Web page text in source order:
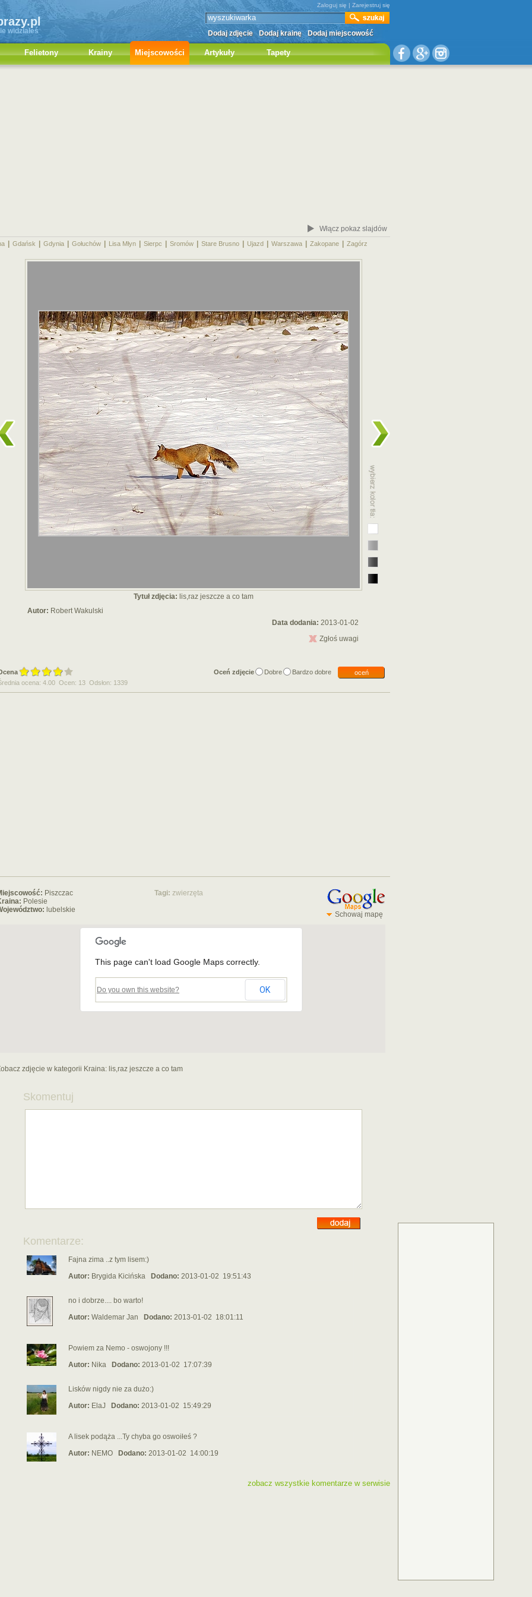
widziałeś
Zaloguj się | Zarejestruj się
Dodaj zdjęcie Dodaj krainę Dodaj miejscowość
Felietony Krainy Miejscowości Artykuły Tapety
Włącz pokaz slajdów
Gdańsk Gdynia Gołuchów Lisa Młyn Sierpc Sromów Stare Brusno Ujazd Warszawa Zakopane Zagórz
Tytuł zdjęcia: lis,raz jeszcze a co tam
Autor: Robert Wakulski
Data dodania: 2013-01-02
Zgłoś uwagi
Oceń zdjęcie Dobre Bardzo dobre
oceń
ocena: 4.00 Ocen: 13 Odsłon: 1339
Piszczac
Polesie
lubelskie
Tagi: zwierzęta
Schowaj mapę
This page can't load Google Maps correctly.
Do you own this website? OK
zdjęcie w kategorii Kraina: lis,raz jeszcze a co tam
Skomentuj
Komentarze:
Fajna zima ..z tym lisem:)
Autor: Brygida Kicińska Dodano: 2013-01-02 19:51:43
no i dobrze.... bo warto!
Autor: Waldemar Jan Dodano: 2013-01-02 18:01:11
Powiem za Nemo - oswojony !!!
Autor: Nika Dodano: 2013-01-02 17:07:39
Lisków nigdy nie za dużo:)
Autor: ElaJ Dodano: 2013-01-02 15:49:29
A lisek podąża ...Ty chyba go oswoiłeś ?
Autor: NEMO Dodano: 2013-01-02 14:00:19
zobacz wszystkie komentarze w serwisie